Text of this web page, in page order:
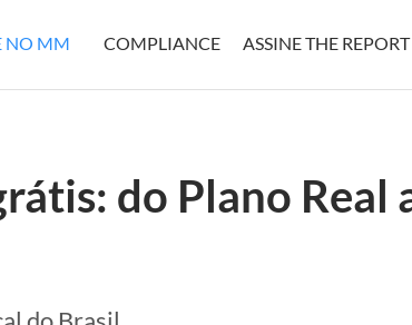
NO MM COMPLIANCE ASSINE THE REPORT
do Plano Real